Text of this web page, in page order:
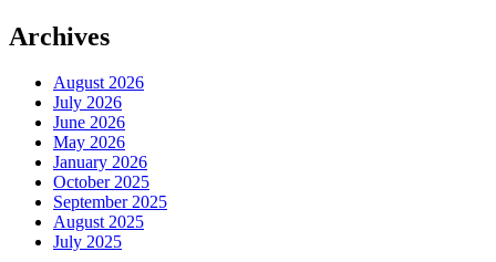
Archives
August 2026
July 2026
June 2026
May 2026
January 2026
October 2025
September 2025
August 2025
July 2025